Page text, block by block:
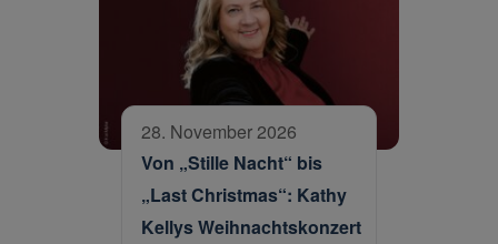
28. November 2026
Von „Stille Nacht“ bis
„Last Christmas“: Kathy
Kellys Weihnachtskonzert